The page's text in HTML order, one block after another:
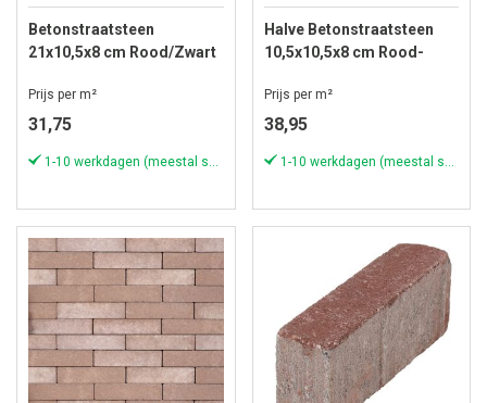
Betonstraatsteen
21x10,5x8 cm Rood/Zwart
Prijs per m²
31,75
1-10 werkdagen (meestal sneller)
Halve Betonstraatsteen
10,5x10,5x8 cm Rood-
Prijs per m²
38,95
1-10 werkdagen (meestal sneller)